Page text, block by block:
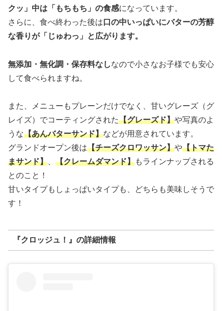
クッ」中は「もちもち」の食感になっています。
さらに、食べ終わった後は 口の中いっぱいにバターの芳醇
な香りが「じゅわっ」と広がります。
無添加・無化調・保存料なしなので小さなお子様でも安心
して食べられますね。
また、メニューもプレーンだけでなく、甘いグレーズ（グ
レイズ）でコーティングされた【グレーズド】や写真のよ
うな【あんバターサンド】などが用意されています。
グランドオープン後は【チーズクロワッサン】や【トマた
まサンド】
【クレームダマンド】もラインナップされる
とのこと！
甘いタイプもしょっぱいタイプも、どちらも美味しそうで
す！
『クロッジュ！』の詳細情報